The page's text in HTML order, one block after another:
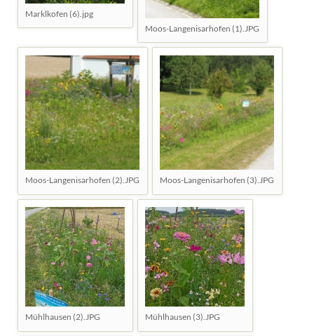
Marklkofen (6).jpg
Moos-Langenisarhofen (1).JPG
Moos-Langenisarhofen (2).JPG Moos-Langenisarhofen (3).JPG
Mühlhausen (2).JPG Mühlhausen (3).JPG